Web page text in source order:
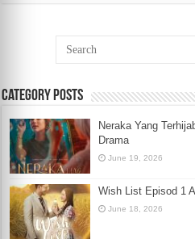
Category Posts
Neraka Yang
Drama
June 19, 2026
Wish List Episod 1
June 18, 2026